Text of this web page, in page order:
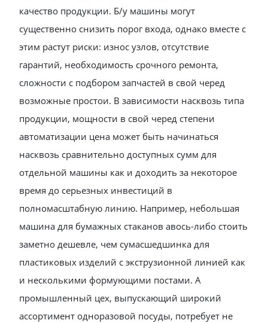
качество продукции. Б/у машины могут
существенно снизить порог входа, однако вместе с
этим растут риски: износ узлов, отсутствие
гарантий, необходимость срочного ремонта,
сложности с подбором запчастей в свой черед
возможные простои. В зависимости насквозь типа
продукции, мощности в свой черед степени
автоматизации цена может быть начинаться
насквозь сравнительно доступных сумм для
отдельной машины как и доходить за некоторое
время до серьезных инвестиций в
полномасштабную линию. Например, небольшая
машина для бумажных стаканов авось-либо стоить
заметно дешевле, чем сумасшедшинка для
пластиковых изделий с экструзионной линией как
и несколькими формующими постами. А
промышленный цех, выпускающий широкий
ассортимент одноразовой посуды, потребует не